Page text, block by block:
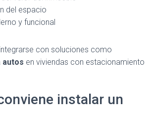
del espacio
y funcional
con soluciones como
autos en viviendas con estacionamiento
instalar un